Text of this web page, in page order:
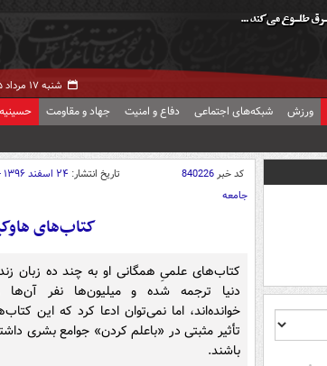
شنبه ۱۷ مرداد ۱۴۰۵ -
ورزش شبکه‌های اجتماعی دفاع و امنیت جهاد و مقاومت حسینیه
کد خبر840226 تاریخ انتشار: ۲۴ اسفند ۱۳۹۶ - ۲۲:۲۴
جامعه
کتاب‌های
کتاب‌های علمیِ همگانی او به چند ده زبان
دنیا ترجمه شده و میلیون‌ها نفر آن‌ها
خوانده‌اند، اما نمی‌توان ادعا کرد که این
تأثیر مثبتی در «باعلم کردن» جوامع بشری
باشند.